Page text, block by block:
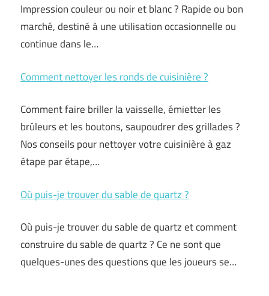
Impression couleur ou noir et blanc ? Rapide ou bon
marché, destiné à une utilisation occasionnelle ou
continue dans le…
Comment nettoyer les ronds de cuisinière ?
Comment faire briller la vaisselle, émietter les
brûleurs et les boutons, saupoudrer des grillades ?
Nos conseils pour nettoyer votre cuisinière à gaz
étape par étape,…
Où puis-je trouver du sable de quartz ?
Où puis-je trouver du sable de quartz et comment
construire du sable de quartz ? Ce ne sont que
quelques-unes des questions que les joueurs se…